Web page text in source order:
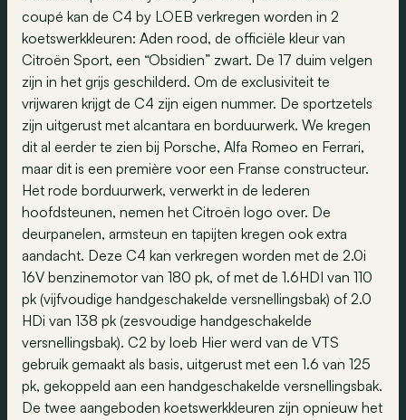
coupé kan de C4 by LOEB verkregen worden in 2
koetswerkkleuren: Aden rood, de officiële kleur van
Citroën Sport, een “Obsidien” zwart. De 17 duim velgen
zijn in het grijs geschilderd. Om de exclusiviteit te
vrijwaren krijgt de C4 zijn eigen nummer. De sportzetels
zijn uitgerust met alcantara en borduurwerk. We kregen
dit al eerder te zien bij Porsche, Alfa Romeo en Ferrari,
maar dit is een première voor een Franse constructeur.
Het rode borduurwerk, verwerkt in de lederen
hoofdsteunen, nemen het Citroën logo over. De
deurpanelen, armsteun en tapijten kregen ook extra
aandacht. Deze C4 kan verkregen worden met de 2.0i
16V benzinemotor van 180 pk, of met de 1.6HDI van 110
pk (vijfvoudige handgeschakelde versnellingsbak) of 2.0
HDi van 138 pk (zesvoudige handgeschakelde
versnellingsbak). C2 by loeb Hier werd van de VTS
gebruik gemaakt als basis, uitgerust met een 1.6 van 125
pk, gekoppeld aan een handgeschakelde versnellingsbak.
De twee aangeboden koetswerkkleuren zijn opnieuw het